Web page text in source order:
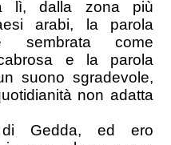
lì, dalla zona più
arabi, la parola
sembrata come
e la parola
suono sgradevole,
non adatta
Gedda, ed ero